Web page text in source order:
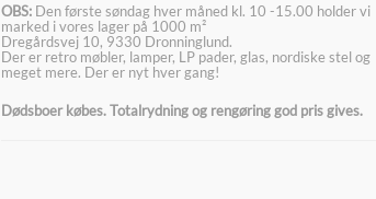
OBS: Den første søndag hver måned kl. 10 -15.00 holder vi
marked i vores lager på 1000 m²
Dregårdsvej 10, 9330 Dronninglund.
Der er retro møbler, lamper, LP pader, glas, nordiske stel og
meget mere. Der er nyt hver gang!
Dødsboer købes. Totalrydning og rengøring god pris gives.